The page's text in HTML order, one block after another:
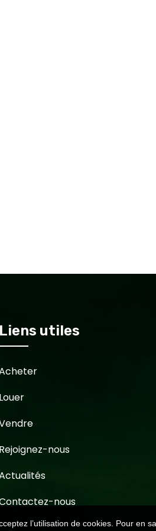
Liens utiles
Louer
Rejoignez-nous
nous
l’utilisation de cookies. Pour en